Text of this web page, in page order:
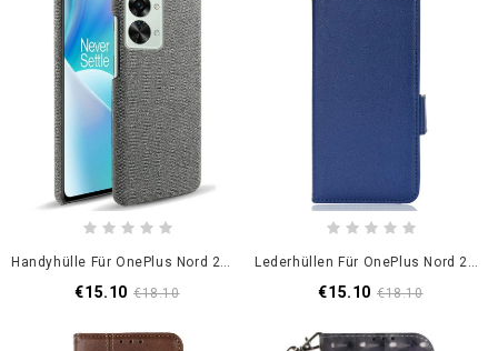
Handyhülle Für OnePlus Nord 2T 5G Rutschfest
€15.10 €18.10
Lederhüllen Für OnePlus Nord 2T 5G Litschi-Textur
€15.10 €18.10